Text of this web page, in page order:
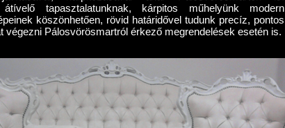
átívelő tapasztalatunknak, kárpitos műhelyünk modern
köszönhetően, rövid határidővel tudunk precíz, pontos
végezni Pálosvörösmartról érkező megrendelések esetén is.